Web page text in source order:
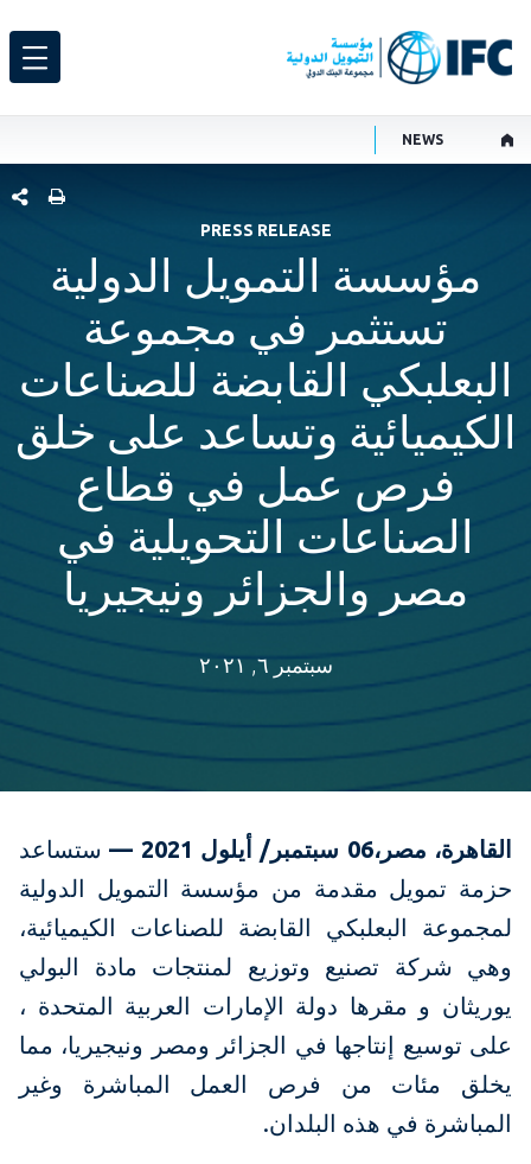
NEWS
شارك
PRESS RELEASE
مؤسسة التمويل الدولية
تستثمر في مجموعة
البعلبكي القابضة للصناعات
الكيميائية وتساعد على خلق
فرص عمل في قطاع
الصناعات التحويلية في
مصر والجزائر ونيجيريا
سبتمبر ٦, ٢٠٢١
القاهرة، مصر،06 سبتمبر/ أيلول 2021 —
ستساعد
حزمة تمويل مقدمة من مؤسسة التمويل الدولية
لمجموعة البعلبكي القابضة للصناعات الكيميائية،
وهي شركة تصنيع وتوزيع لمنتجات مادة البولي
يوريثان و مقرها دولة الإمارات العربية المتحدة ،
على توسيع إنتاجها في الجزائر ومصر ونيجيريا، مما
يخلق مئات من فرص العمل المباشرة وغير
المباشرة في هذه البلدان.